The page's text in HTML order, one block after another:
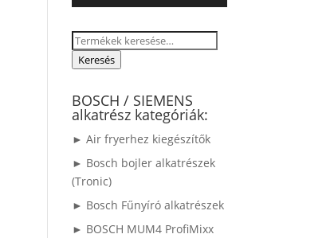
Keresés
Keresés
BOSCH / SIEMENS
alkatrész kategóriák:
► Air fryerhez kiegészítők
► Bosch bojler alkatrészek
(Tronic)
► Bosch Fűnyíró alkatrészek
► BOSCH MUM4 ProfiMixx